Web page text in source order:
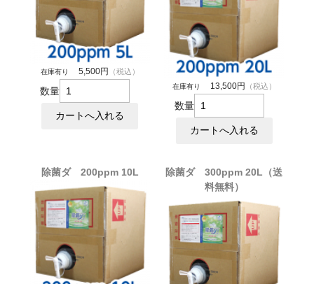
在庫有り 5,500円 （税込）
数量 在庫有り 13,500円 （税込）
数量
除菌ダ 200ppm 10L
除菌ダ 300ppm 20L（送
料無料）